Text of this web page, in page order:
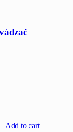
Add to cart